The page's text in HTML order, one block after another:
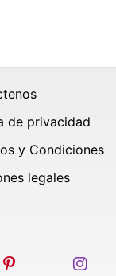
de privacidad
y Condiciones
legales
pinterest